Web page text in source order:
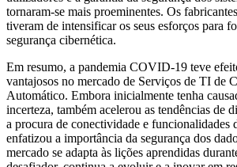
tornaram-se mais proeminentes. Os
tiveram de intensificar os seus esforços para
segurança cibernética.
Em resumo, a pandemia COVID-19 teve
vantajosos no mercado de Serviços de TI de
Automático. Embora inicialmente tenha
incerteza, também acelerou as tendências de
a procura de conectividade e funcionalidades
enfatizou a importância da segurança dos
mercado se adapta às lições aprendidas